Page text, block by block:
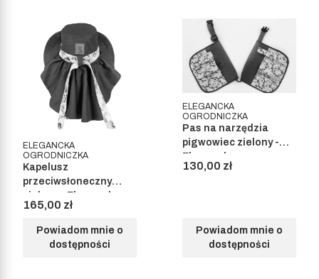
ELEGANCKA
OGRODNICZKA
Kapelusz
przeciwsłoneczny
zielony - Elegancka
Ogrodniczka
Cena
165,00 zł
Powiadom mnie o
dostępności
ELEGANCKA
OGRODNICZKA
Pas na narzędzia
pigwowiec zielony -
Elegancka
Ogrodniczka
Cena
130,00 zł
Powiadom mnie o
dostępności